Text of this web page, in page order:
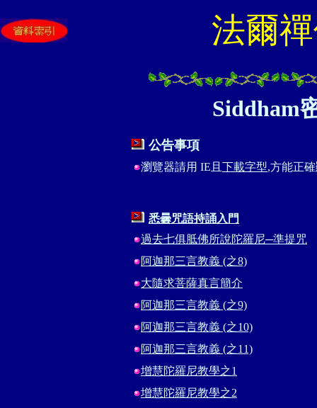
法爾
Siddham
公告事項
瀏覽器請用 IE且 下載字型,方能正
悉曇咒語持誦入門
過去七俱胝佛所說陀羅尼─準提咒
阿迦那三言教義 (之8)
大隨求菩薩真言簡介
阿迦那三言教義 (之9)
阿迦那三言教義 (之10)
阿迦那三言教義 (之11)
增慧陀羅尼教學之1
增慧陀羅尼教學之2